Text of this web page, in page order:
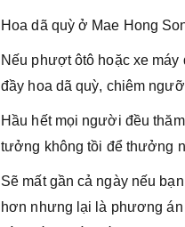
Hoa dã quỳ ở Mae Hong
Nếu phượt ôtô hoặc xe
đầy hoa dã quỳ, chiêm
Hầu hết mọi người đều
tưởng không tồi để thưởng
Sẽ mất gần cả ngày nếu
hơn nhưng lại là phương án